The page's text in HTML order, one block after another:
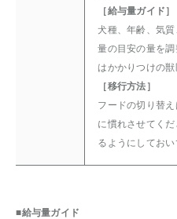
［給与量ガイド］
犬種、年齢、気
量の目安の量を
はかかりつけの獣
［移行方法］
フードの切り替
に慣れさせてく
るようにしておい
■給与量ガイド